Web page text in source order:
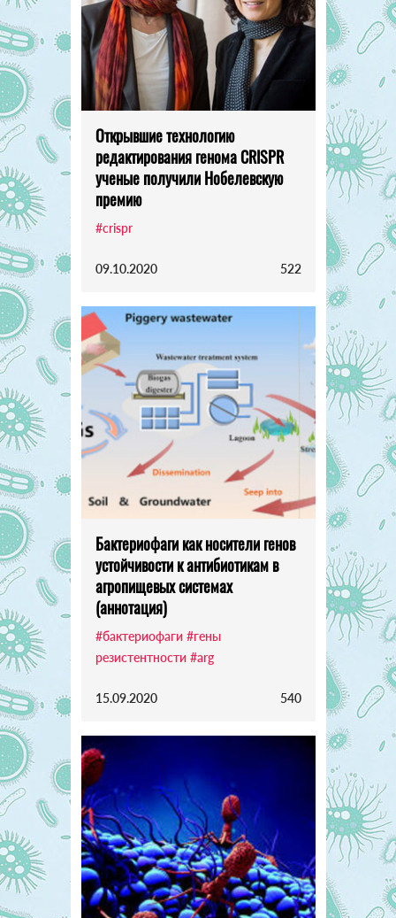
Открывшие технологию
редактирования генома CRISPR
ученые получили Нобелевскую
премию
#crispr
09.10.2020 522
Бактериофаги как носители генов
устойчивости к антибиотикам в
агропищевых системах
(аннотация)
#бактериофаги #гены
резистентности #arg
15.09.2020 540